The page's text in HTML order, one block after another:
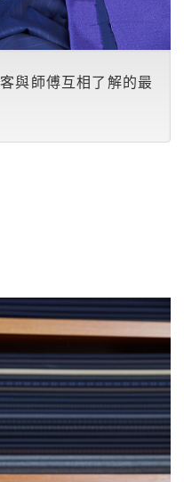
與師傅互相了解的最